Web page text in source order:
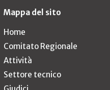
Mappa del sito
Home
Comitato Regionale
Attività
Settore tecnico